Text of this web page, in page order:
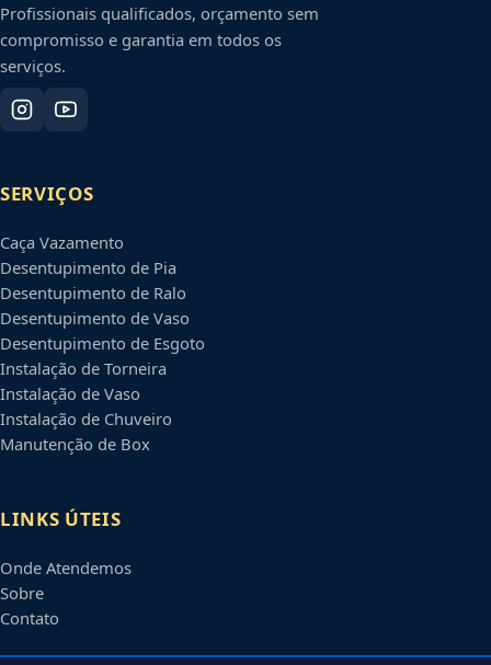
Profissionais qualificados, orçamento sem
compromisso e garantia em todos os
serviços.
SERVIÇOS
Caça Vazamento
Desentupimento de Pia
Desentupimento de Ralo
Desentupimento de Vaso
Desentupimento de Esgoto
Instalação de Torneira
Instalação de Vaso
Instalação de Chuveiro
Manutenção de Box
LINKS ÚTEIS
Onde Atendemos
Sobre
Contato